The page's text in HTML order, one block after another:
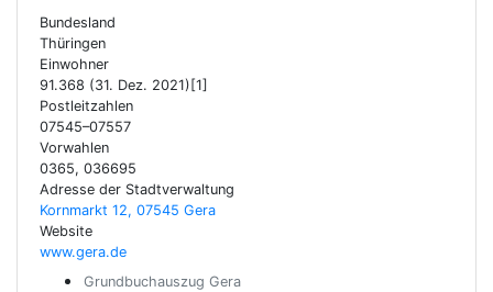
Bundesland
Thüringen
Einwohner
91.368 (31. Dez. 2021)[1]
Postleitzahlen
07545–07557
Vorwahlen
0365, 036695
Adresse der Stadtverwaltung
Kornmarkt 12, 07545 Gera
Website
www.gera.de
Grundbuchauszug Gera